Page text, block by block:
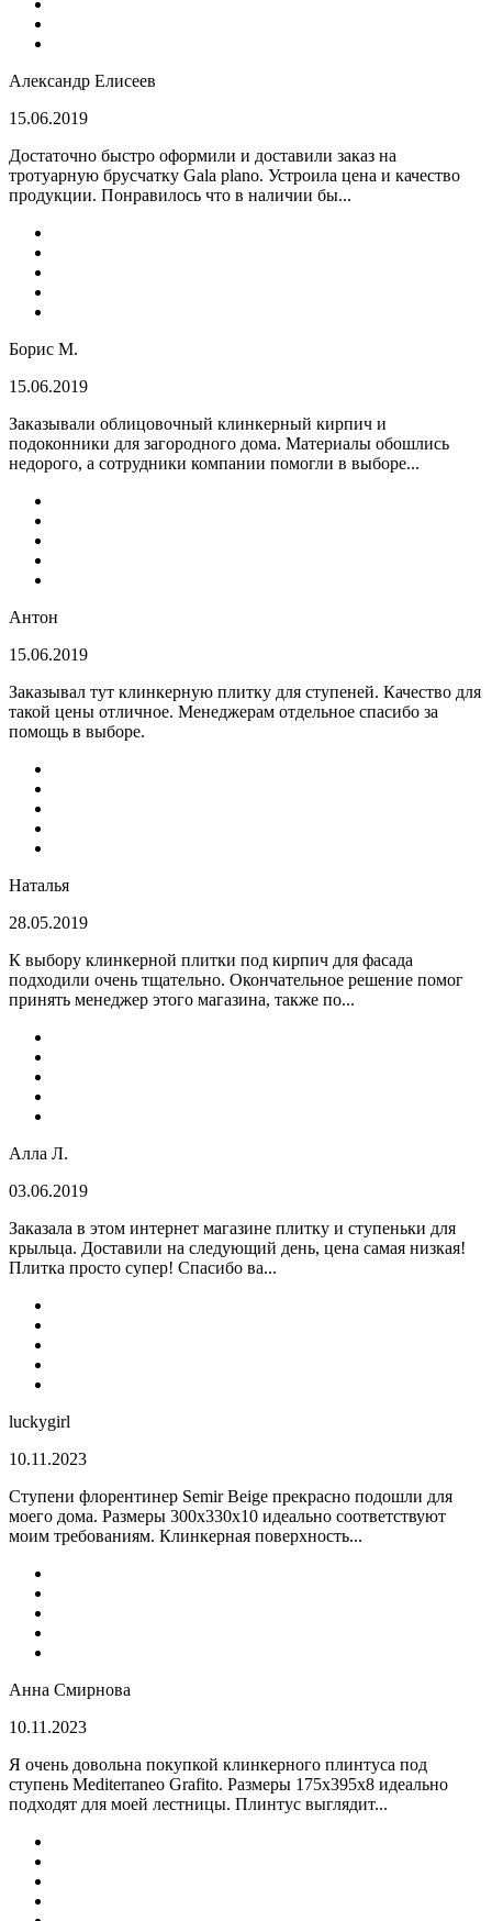
Александр Елисеев
15.06.2019
Достаточно быстро оформили и доставили заказ на
тротуарную брусчатку Gala plano. Устроила цена и качество
продукции. Понравилось что в наличии бы...
Борис М.
15.06.2019
Заказывали облицовочный клинкерный кирпич и
подоконники для загородного дома. Материалы обошлись
недорого, а сотрудники компании помогли в выборе...
Антон
15.06.2019
Заказывал тут клинкерную плитку для ступеней. Качество для
такой цены отличное. Менеджерам отдельное спасибо за
помощь в выборе.
Наталья
28.05.2019
К выбору клинкерной плитки под кирпич для фасада
подходили очень тщательно. Окончательное решение помог
принять менеджер этого магазина, также по...
Алла Л.
03.06.2019
Заказала в этом интернет магазине плитку и ступеньки для
крыльца. Доставили на следующий день, цена самая низкая!
Плитка просто супер! Спасибо ва...
luckygirl
10.11.2023
Ступени флорентинер Semir Beige прекрасно подошли для
моего дома. Размеры 300х330х10 идеально соответствуют
моим требованиям. Клинкерная поверхность...
Анна Смирнова
10.11.2023
Я очень довольна покупкой клинкерного плинтуса под
ступень Mediterraneo Grafito. Размеры 175х395х8 идеально
подходят для моей лестницы. Плинтус выглядит...